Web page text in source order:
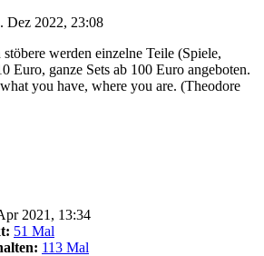
Dez 2022, 23:08
werden einzelne Teile (Spiele,
Euro, ganze Sets ab 100 Euro angeboten.
you have, where you are. (Theodore
2021, 13:34
51 Mal
113 Mal